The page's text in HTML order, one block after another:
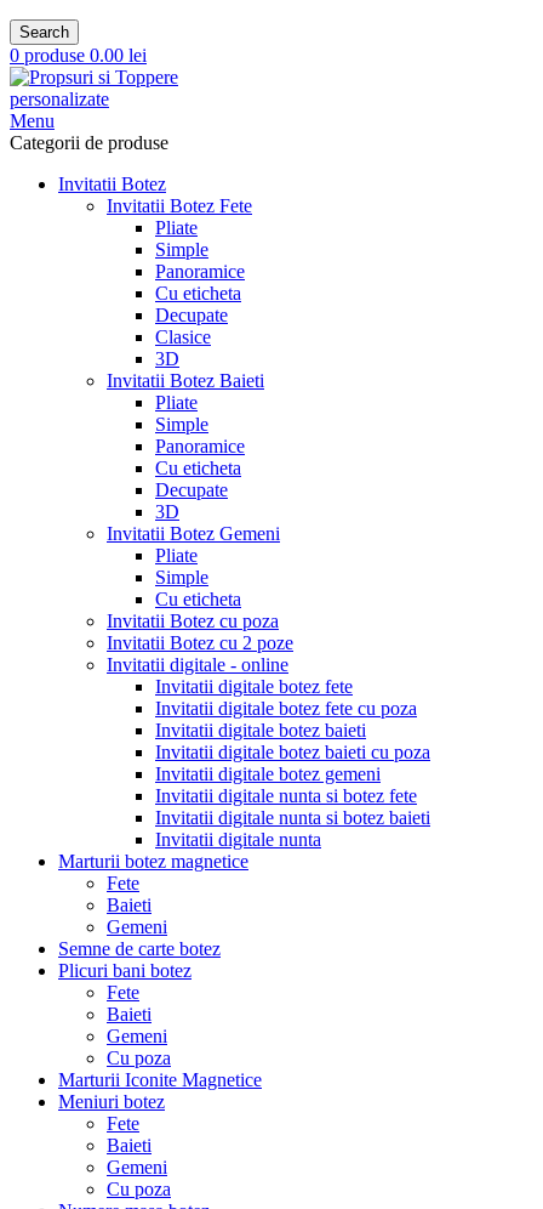
Search
0 produse 0.00 lei
Menu
Categorii de produse
Invitatii Botez
Invitatii Botez Fete
Pliate
Simple
Panoramice
Cu eticheta
Decupate
Clasice
3D
Invitatii Botez Baieti
Pliate
Simple
Panoramice
Cu eticheta
Decupate
3D
Invitatii Botez Gemeni
Pliate
Simple
Cu eticheta
Invitatii Botez cu poza
Invitatii Botez cu 2 poze
Invitatii digitale - online
Invitatii digitale botez fete
Invitatii digitale botez fete cu poza
Invitatii digitale botez baieti
Invitatii digitale botez baieti cu poza
Invitatii digitale botez gemeni
Invitatii digitale nunta si botez fete
Invitatii digitale nunta si botez baieti
Invitatii digitale nunta
Marturii botez magnetice
Fete
Baieti
Gemeni
Semne de carte botez
Plicuri bani botez
Fete
Baieti
Gemeni
Cu poza
Marturii Iconite Magnetice
Meniuri botez
Fete
Baieti
Gemeni
Cu poza